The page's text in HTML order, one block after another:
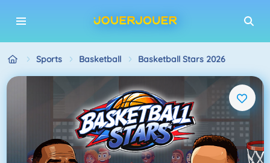
Sports Basketball Basketball Stars 2026